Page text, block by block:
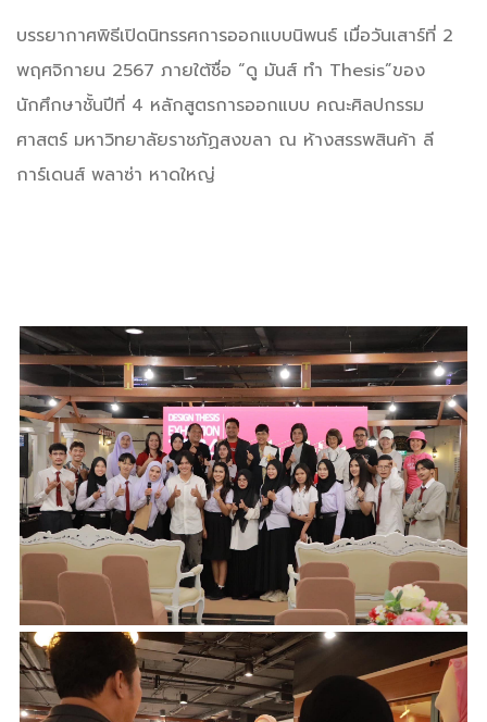
บรรยากาศพิธีเปิดนิทรรศการออกแบบนิพนธ์ เมื่อวันเสาร์ที่ 2
พฤศจิกายน 2567 ภายใต้ชื่อ “ดู มันส์ ทำ Thesis”ของ
นักศึกษาชั้นปีที่ 4 หลักสูตรการออกแบบ คณะศิลปกรรม
ศาสตร์ มหาวิทยาลัยราชภัฏสงขลา ณ ห้างสรรพสินค้า ลี
การ์เดนส์ พลาซ่า หาดใหญ่